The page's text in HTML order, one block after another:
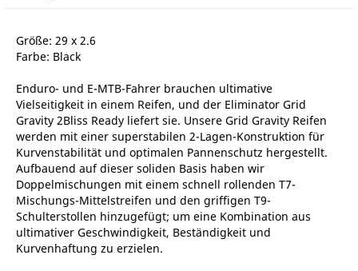
Größe: 29 x 2.6
Farbe: Black
Enduro- und E-MTB-Fahrer brauchen ultimative
Vielseitigkeit in einem Reifen, und der Eliminator Grid
Gravity 2Bliss Ready liefert sie. Unsere Grid Gravity Reifen
werden mit einer superstabilen 2-Lagen-Konstruktion für
Kurvenstabilität und optimalen Pannenschutz hergestellt.
Aufbauend auf dieser soliden Basis haben wir
Doppelmischungen mit einem schnell rollenden T7-
Mischungs-Mittelstreifen und den griffigen T9-
Schulterstollen hinzugefügt; um eine Kombination aus
ultimativer Geschwindigkeit, Beständigkeit und
Kurvenhaftung zu erzielen.